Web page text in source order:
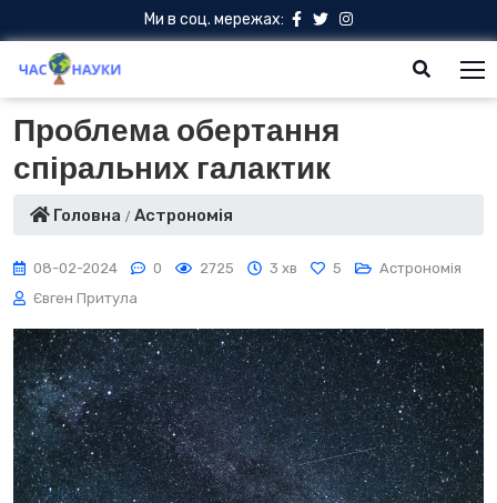
Ми в соц. мережах:
Проблема обертання
спіральних галактик
Головна Астрономія
08-02-2024 0 2725 3 хв 5
Астрономія
Євген Притула